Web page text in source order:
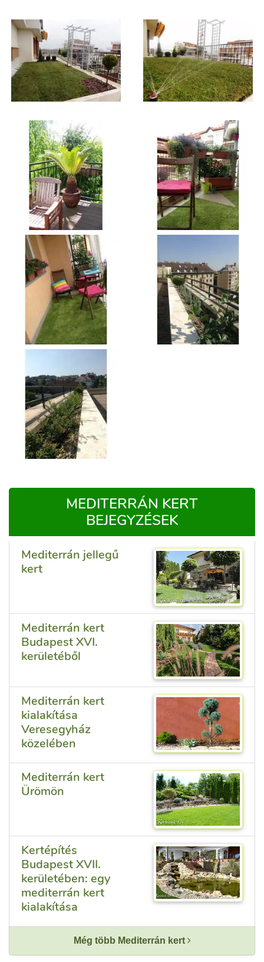
MEDITERRÁN KERT
BEJEGYZÉSEK
Mediterrán jellegű
kert
Mediterrán kert
Budapest XVI.
kerületéből
Mediterrán kert
kialakítása
Veresegyház
közelében
Mediterrán kert
Ürömön
Kertépítés
Budapest XVII.
kerületében: egy
mediterrán kert
kialakítása
Még több Mediterrán kert